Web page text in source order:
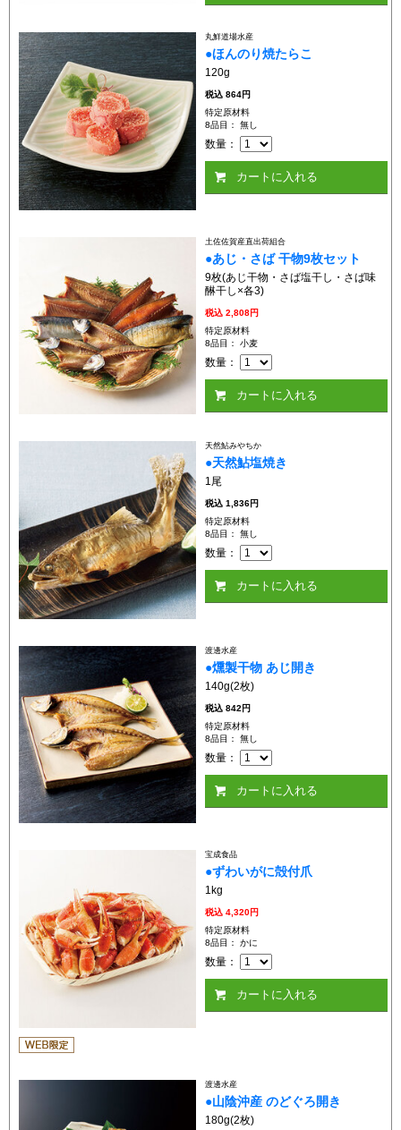
丸鮮道場水産
●ほんのり焼たらこ
120g
税込864円
特定原材料
8品目： 無し
数量：
カートに入れる
土佐佐賀産直出荷組合
●あじ・さば 干物9枚セット
9枚(あじ干物・さば塩干し・さば味
醂干し×各3)
税込2,808円
特定原材料
8品目： 小麦
数量：
カートに入れる
天然鮎みやちか
●天然鮎塩焼き
1尾
税込1,836円
特定原材料
8品目： 無し
数量：
カートに入れる
渡邊水産
●燻製干物 あじ開き
140g(2枚)
税込842円
特定原材料
8品目： 無し
数量：
カートに入れる
宝成食品
●ずわいがに殻付爪
1kg
税込4,320円
特定原材料
8品目： かに
数量：
カートに入れる
渡邊水産
●山陰沖産 のどぐろ開き
180g(2枚)